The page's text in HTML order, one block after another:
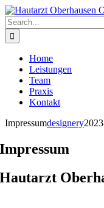
Zum
Inhalt
springen
Search
for:
Home
Leistungen
Team
Praxis
Kontakt
Impressumdesignery
Impressum
Hautarzt